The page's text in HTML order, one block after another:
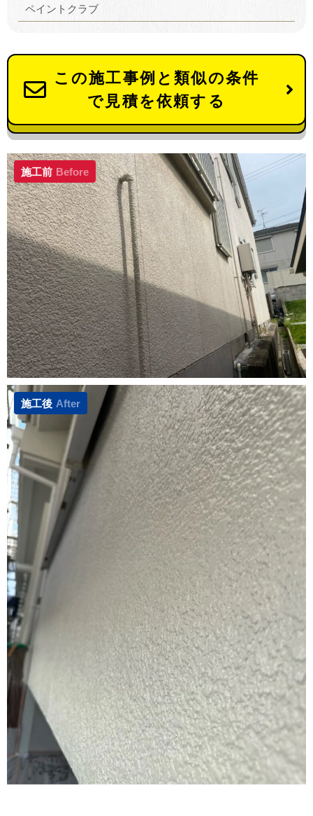
ペイントクラブ
この施工事例と類似の条件
で見積を依頼する
施工前 Before
施工後 After